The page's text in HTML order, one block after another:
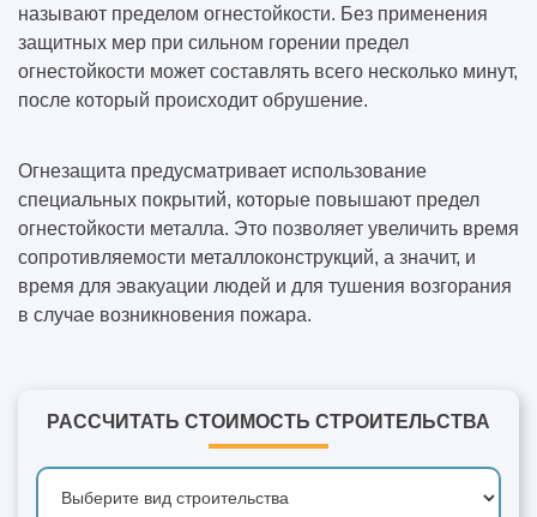
называют пределом огнестойкости. Без применения
защитных мер при сильном горении предел
огнестойкости может составлять всего несколько минут,
после который происходит обрушение.
Огнезащита предусматривает использование
специальных покрытий, которые повышают предел
огнестойкости металла. Это позволяет увеличить время
сопротивляемости металлоконструкций, а значит, и
время для эвакуации людей и для тушения возгорания
в случае возникновения пожара.
РАССЧИТАТЬ СТОИМОСТЬ СТРОИТЕЛЬСТВА